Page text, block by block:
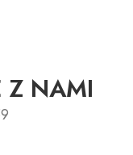
Z NAMI